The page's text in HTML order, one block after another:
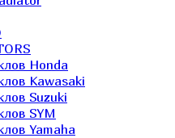
Honda
Kawasaki
Suzuki
SYM
Yamaha